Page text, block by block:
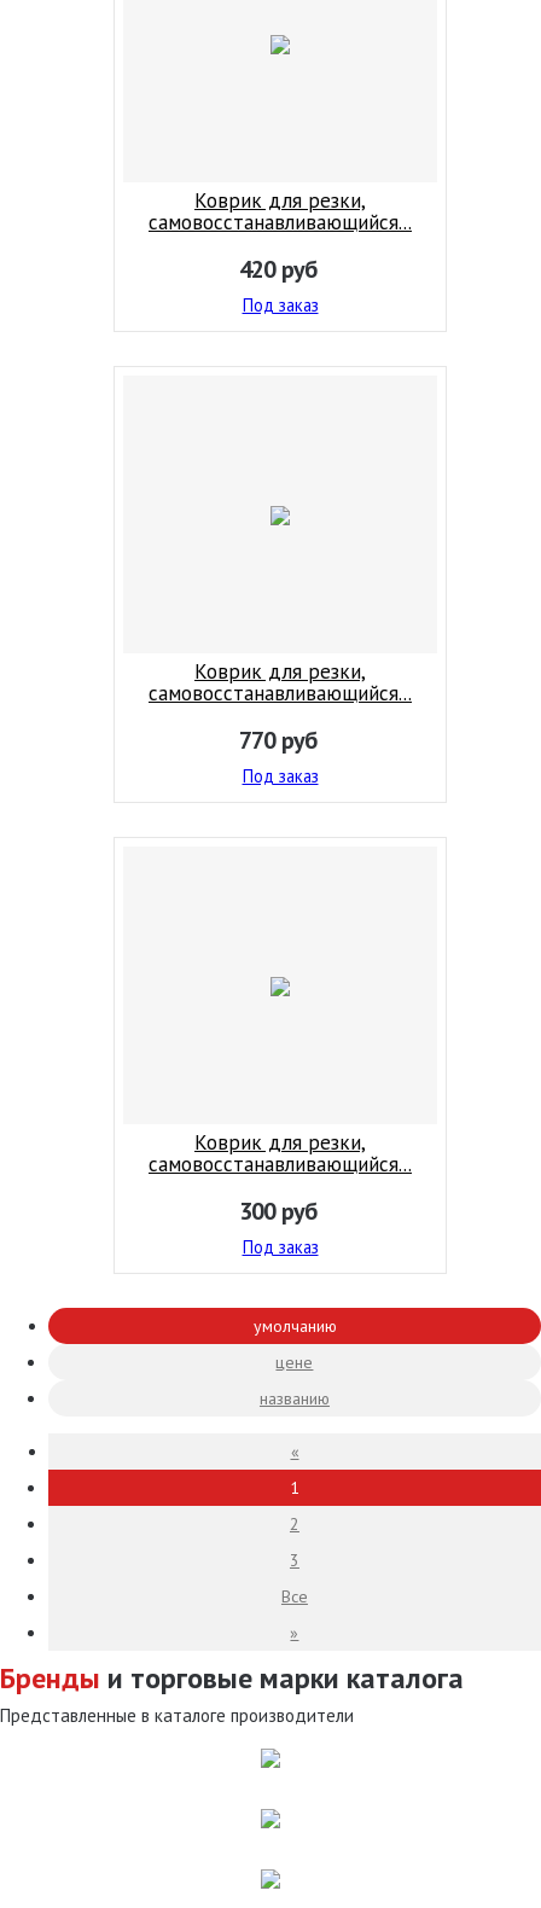
Коврик для резки,
самовосстанавливающийся...
420 руб
Под заказ
Коврик для резки,
самовосстанавливающийся...
770 руб
Под заказ
Коврик для резки,
самовосстанавливающийся...
300 руб
Под заказ
умолчанию
цене
названию
«
1
2
3
Все
»
Бренды и торговые марки каталога
Представленные в каталоге производители